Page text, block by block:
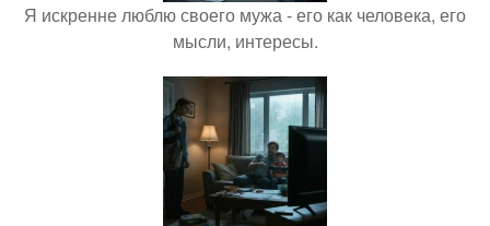
Я искренне люблю своего мужа - его как человека, его
мысли, интересы.